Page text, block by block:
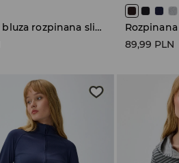
Kremowa bluza rozpinana slim fit z reglanowym rękawem
89,99 PLN